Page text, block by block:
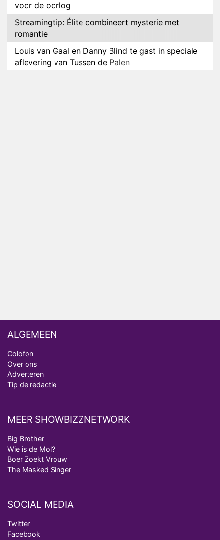
voor de oorlog
Streamingtip: Élite combineert mysterie met
romantie
Louis van Gaal en Danny Blind te gast in speciale
aflevering van Tussen de Palen
ALGEMEEN
Colofon
Over ons
Adverteren
Tip de redactie
MEER SHOWBIZZNETWORK
Big Brother
Wie is de Mol?
Boer Zoekt Vrouw
The Masked Singer
SOCIAL MEDIA
Twitter
Facebook